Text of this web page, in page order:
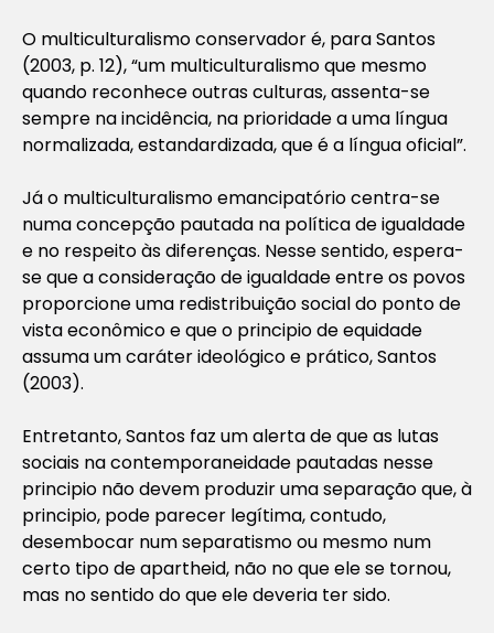
O multiculturalismo conservador é, para Santos
(2003, p. 12), “um multiculturalismo que mesmo
quando reconhece outras culturas, assenta-se
sempre na incidência, na prioridade a uma língua
normalizada, estandardizada, que é a língua oficial”.
Já o multiculturalismo emancipatório centra-se
numa concepção pautada na política de igualdade
e no respeito às diferenças. Nesse sentido, espera-
se que a consideração de igualdade entre os povos
proporcione uma redistribuição social do ponto de
vista econômico e que o principio de equidade
assuma um caráter ideológico e prático, Santos
(2003).
Entretanto, Santos faz um alerta de que as lutas
sociais na contemporaneidade pautadas nesse
principio não devem produzir uma separação que, à
principio, pode parecer legítima, contudo,
desembocar num separatismo ou mesmo num
certo tipo de apartheid, não no que ele se tornou,
mas no sentido do que ele deveria ter sido.